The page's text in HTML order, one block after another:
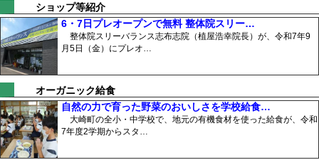
ショップ等紹介
6・7日プレオープンで無料 整体院スリー…
整体院スリーバランス志布志院（植屋浩幸院長）が、令和7年9
月5日（金）にプレオ…
オーガニック給食
自然の力で育った野菜のおいしさを学校給食…
大崎町の全小・中学校で、地元の有機食材を使った給食が、令和
7年度2学期からスタ…